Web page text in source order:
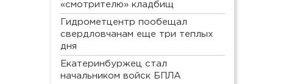
«смотрителю» кладбищ
Гидрометцентр пообещал
свердловчанам еще три теплых
дня
Екатеринбуржец стал
начальником войск БПЛА